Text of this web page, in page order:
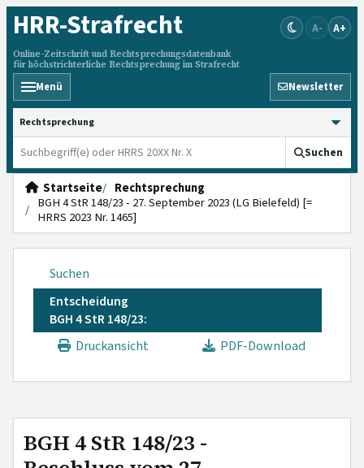
HRR-Strafrecht
Online-Zeitschrift und Rechtsprechungsdatenbank
für höchstrichterliche Rechtsprechung im Strafrecht
A- A+
Menü Newsletter
HRRS durchsuchen
Suchen
Startseite
Rechtsprechung
BGH 4 StR 148/23 - 27. September 2023 (LG Bielefeld) [=
HRRS 2023 Nr. 1465]
Suchen
Entscheidung
BGH 4 StR 148/23:
Druckansicht
PDF-Download
BGH 4 StR 148/23 -